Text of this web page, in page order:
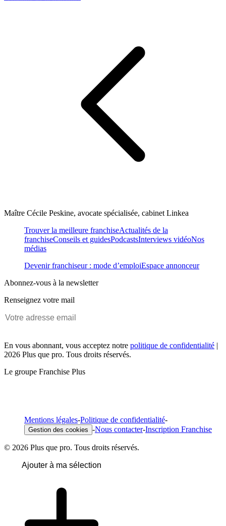
Maître Cécile Peskine, avocate spécialisée, cabinet Linkea
Trouver la meilleure franchiseActualités de la
franchiseConseils et guidesPodcastsInterviews vidéoNos
médias
Devenir franchiseur : mode d’emploiEspace annonceur
Abonnez-vous à la newsletter
Renseignez votre mail
En vous abonnant, vous acceptez notre politique de confidentialité |
2026 Plus que pro. Tous droits réservés.
Le groupe Franchise Plus
Mentions légales-Politique de confidentialité-
Gestion des cookies -Nous contacter-Inscription Franchise
© 2026 Plus que pro. Tous droits réservés.
Ajouter à ma sélection